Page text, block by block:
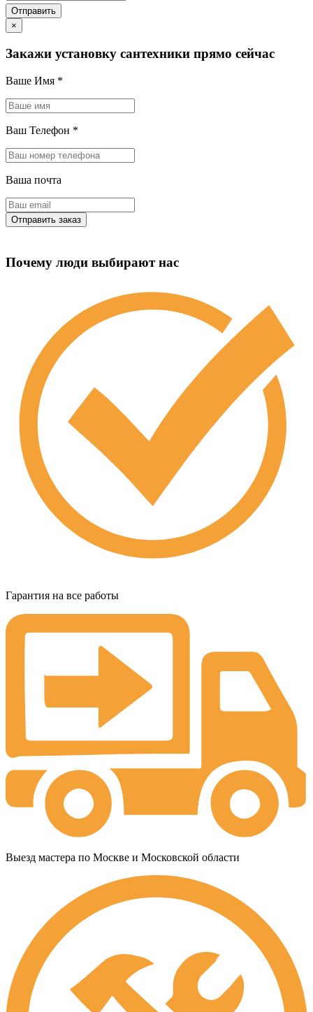
×
Закажи установку сантехники прямо сейчас
Ваше Имя *
Ваш Телефон *
Ваша почта
Почему люди выбирают нас
Гарантия на все работы
Выезд мастера по Москве и Московской области